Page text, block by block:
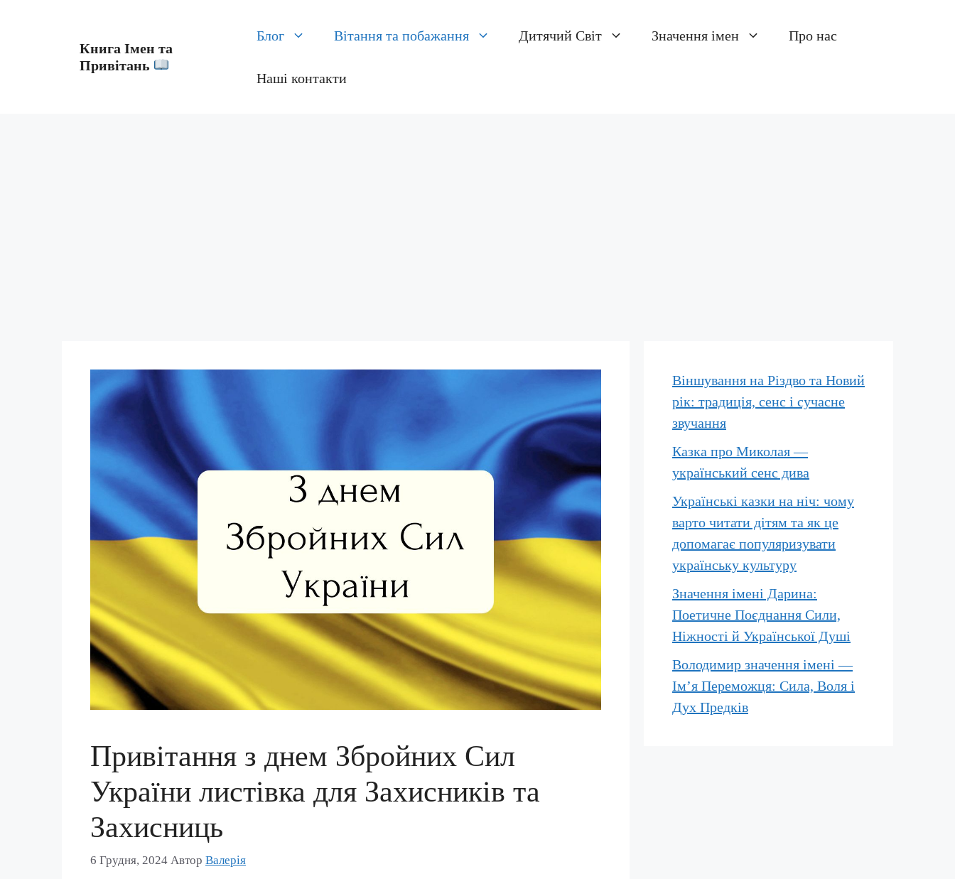
Книга Імен та
Привітань
Блог Вітання та побажання Дитячий Світ Значення імен Про нас
Наші контакти
Привітання з днем Збройних Сил
України листівка для Захисників та
Захисниць
6 Грудня, 2024 Автор Валерія
Віншування на Різдво та Новий
рік: традиція, сенс і сучасне
звучання
Казка про Миколая —
український сенс дива
Українські казки на ніч: чому
варто читати дітям та як це
допомагає популяризувати
українську культуру
Значення імені Дарина:
Поетичне Поєднання Сили,
Ніжності й Української Душі
Володимир значення імені —
Ім’я Переможця: Сила, Воля і
Дух Предків